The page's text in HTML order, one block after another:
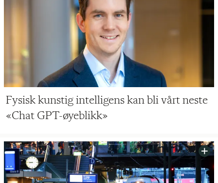
Fysisk kunstig intelligens kan bli vårt neste
«Chat GPT-øyeblikk»